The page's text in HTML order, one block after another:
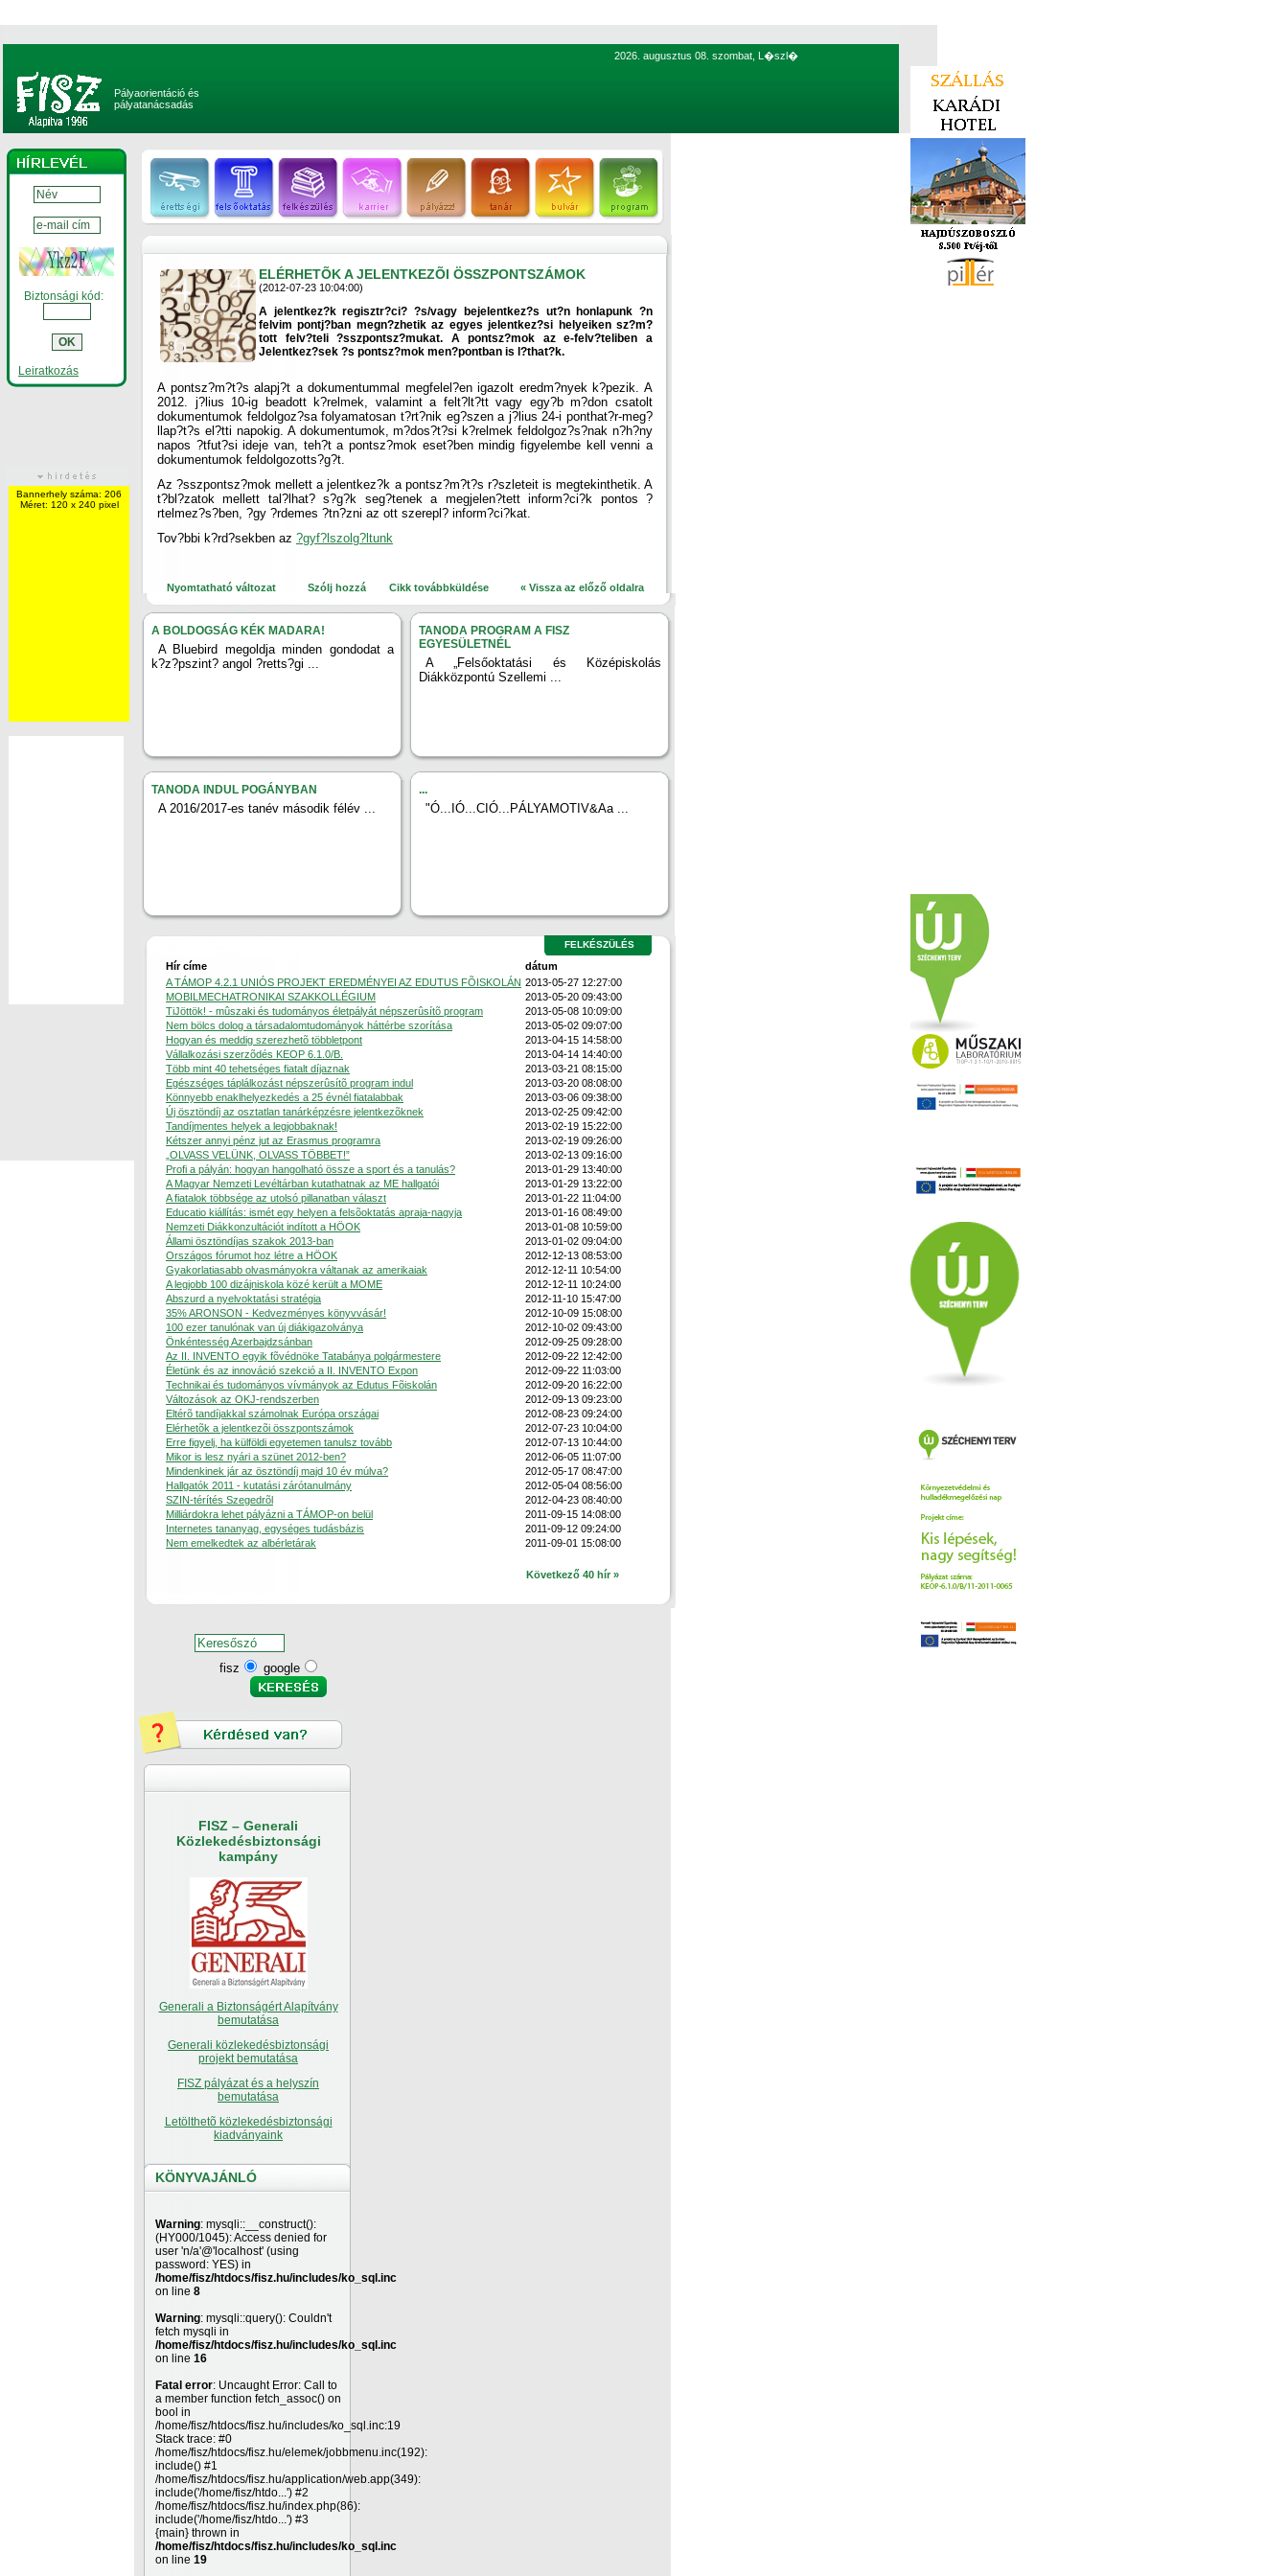
2026. augusztus 08. szombat, L�szl�
Pályaorientáció és
pályatanácsadás
Biztonsági kód:
Leiratkozás
Bannerhely száma: 206
Méret: 120 x 240 pixel
ELÉRHETÕK A JELENTKEZÕI ÖSSZPONTSZÁMOK
(2012-07-23 10:04:00)
A jelentkez?k regisztr?ci? ?s/vagy bejelentkez?s ut?n honlapunk ?n
felvim pontj?ban megn?zhetik az egyes jelentkez?si helyeiken sz?m?
tott felv?teli ?sszpontsz?mukat. A pontsz?mok az e-felv?teliben a
Jelentkez?sek ?s pontsz?mok men?pontban is l?that?k.
A pontsz?m?t?s alapj?t a dokumentummal megfelel?en igazolt eredm?nyek k?pezik. A
2012. j?lius 10-ig beadott k?relmek, valamint a felt?lt?tt vagy egy?b m?don csatolt
dokumentumok feldolgoz?sa folyamatosan t?rt?nik eg?szen a j?lius 24-i ponthat?r-meg?
llap?t?s el?tti napokig. A dokumentumok, m?dos?t?si k?relmek feldolgoz?s?nak n?h?ny
napos ?tfut?si ideje van, teh?t a pontsz?mok eset?ben mindig figyelembe kell venni a
dokumentumok feldolgozotts?g?t.
Az ?sszpontsz?mok mellett a jelentkez?k a pontsz?m?t?s r?szleteit is megtekinthetik. A
t?bl?zatok mellett tal?lhat? s?g?k seg?tenek a megjelen?tett inform?ci?k pontos ?
rtelmez?s?ben, ?gy ?rdemes ?tn?zni az ott szerepl? inform?ci?kat.
Tov?bbi k?rd?sekben az ?gyf?lszolg?ltunk
Nyomtatható változat Szólj hozzá Cikk továbbküldése « Vissza az előző oldalra
A BOLDOGSÁG KÉK MADARA!
A Bluebird megoldja minden gondodat a
k?z?pszint? angol ?retts?gi ...
TANODA PROGRAM A FISZ
EGYESÜLETNÉL
A „Felsőoktatási és Középiskolás
Diákközpontú Szellemi ...
TANODA INDUL POGÁNYBAN
A 2016/2017-es tanév második félév ...
...
"Ó...IÓ...CIÓ...PÁLYAMOTIV&Aa ...
FELKÉSZÜLÉS
Hír címe
dátum
A TÁMOP 4.2.1 UNIÓS PROJEKT EREDMÉNYEI AZ EDUTUS FÕISKOLÁN 2013-05-27 12:27:00
MOBILMECHATRONIKAI SZAKKOLLÉGIUM
2013-05-20 09:43:00
TiJöttök! - mûszaki és tudományos életpályát népszerûsítõ program
2013-05-08 10:09:00
Nem bölcs dolog a társadalomtudományok háttérbe szorítása
2013-05-02 09:07:00
Hogyan és meddig szerezhetõ többletpont
2013-04-15 14:58:00
Vállalkozási szerzõdés KEOP 6.1.0/B.
2013-04-14 14:40:00
Több mint 40 tehetséges fiatalt díjaznak
2013-03-21 08:15:00
Egészséges táplálkozást népszerûsítõ program indul
2013-03-20 08:08:00
Könnyebb enaklhelyezkedés a 25 évnél fiatalabbak
2013-03-06 09:38:00
Új ösztöndíj az osztatlan tanárképzésre jelentkezõknek
2013-02-25 09:42:00
Tandíjmentes helyek a legjobbaknak!
2013-02-19 15:22:00
Kétszer annyi pénz jut az Erasmus programra
2013-02-19 09:26:00
„OLVASS VELÜNK, OLVASS TÖBBET!”
2013-02-13 09:16:00
Profi a pályán: hogyan hangolható össze a sport és a tanulás?
2013-01-29 13:40:00
A Magyar Nemzeti Levéltárban kutathatnak az ME hallgatói
2013-01-29 13:22:00
A fiatalok többsége az utolsó pillanatban választ
2013-01-22 11:04:00
Educatio kiállítás: ismét egy helyen a felsõoktatás apraja-nagyja
2013-01-16 08:49:00
Nemzeti Diákkonzultációt indított a HÖOK
2013-01-08 10:59:00
Állami ösztöndíjas szakok 2013-ban
2013-01-02 09:04:00
Országos fórumot hoz létre a HÖOK
2012-12-13 08:53:00
Gyakorlatiasabb olvasmányokra váltanak az amerikaiak
2012-12-11 10:54:00
A legjobb 100 dizájniskola közé került a MOME
2012-12-11 10:24:00
Abszurd a nyelvoktatási stratégia
2012-11-10 15:47:00
35% ARONSON - Kedvezményes könyvvásár!
2012-10-09 15:08:00
100 ezer tanulónak van új diákigazolványa
2012-10-02 09:43:00
Önkéntesség Azerbajdzsánban
2012-09-25 09:28:00
Az II. INVENTO egyik fõvédnöke Tatabánya polgármestere
2012-09-22 12:42:00
Életünk és az innováció szekció a II. INVENTO Expon
2012-09-22 11:03:00
Technikai és tudományos vívmányok az Edutus Fõiskolán
2012-09-20 16:22:00
Változások az OKJ-rendszerben
2012-09-13 09:23:00
Eltérõ tandíjakkal számolnak Európa országai
2012-08-23 09:24:00
Elérhetõk a jelentkezõi összpontszámok
2012-07-23 10:04:00
Erre figyelj, ha külföldi egyetemen tanulsz tovább
2012-07-13 10:44:00
Mikor is lesz nyári a szünet 2012-ben?
2012-06-05 11:07:00
Mindenkinek jár az ösztöndíj majd 10 év múlva?
2012-05-17 08:47:00
Hallgatók 2011 - kutatási zárótanulmány
2012-05-04 08:56:00
SZIN-térítés Szegedrõl
2012-04-23 08:40:00
Milliárdokra lehet pályázni a TÁMOP-on belül
2011-09-15 14:08:00
Internetes tananyag, egységes tudásbázis
2011-09-12 09:24:00
Nem emelkedtek az albérletárak
2011-09-01 15:08:00
Következő 40 hír »
fisz google
FISZ – Generali
Közlekedésbiztonsági
kampány
Generali a Biztonságért Alapítvány
bemutatása
Generali közlekedésbiztonsági
projekt bemutatása
FISZ pályázat és a helyszín
bemutatása
Letölthetõ közlekedésbiztonsági
kiadványaink
KÖNYVAJÁNLÓ
Warning: mysqli::__construct():
(HY000/1045): Access denied for
user 'n/a'@'localhost' (using
password: YES) in
/home/fisz/htdocs/fisz.hu/includes/ko_sql.inc
on line 8
Warning: mysqli::query(): Couldn't
fetch mysqli in
/home/fisz/htdocs/fisz.hu/includes/ko_sql.inc
on line 16
Fatal error: Uncaught Error: Call to
a member function fetch_assoc() on
bool in
/home/fisz/htdocs/fisz.hu/includes/ko_sql.inc:19
Stack trace: #0
/home/fisz/htdocs/fisz.hu/elemek/jobbmenu.inc(192):
include() #1
/home/fisz/htdocs/fisz.hu/application/web.app(349):
include('/home/fisz/htdo...') #2
/home/fisz/htdocs/fisz.hu/index.php(86):
include('/home/fisz/htdo...') #3
{main} thrown in
/home/fisz/htdocs/fisz.hu/includes/ko_sql.inc
on line 19